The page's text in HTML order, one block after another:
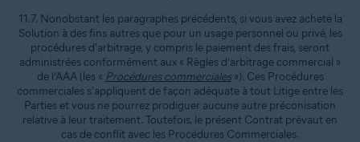
11.7. Nonobstant les paragraphes précédents, si vous avez acheté la
Solution à des fins autres que pour un usage personnel ou privé, les
procédures d'arbitrage, y compris le paiement des frais, seront
administrées conformément aux « Règles d’arbitrage commercial »
de l’AAA (les « Procédures commerciales»). Ces Procédures
commerciales s'appliquent de façon adéquate à tout Litige entre les
Parties et vous ne pourrez prodiguer aucune autre préconisation
relative à leur traitement. Toutefois, le présent Contrat prévaut en
cas de conflit avec les Procédures Commerciales.